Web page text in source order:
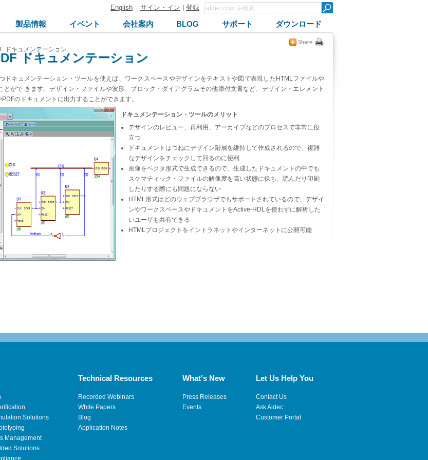
English サイン・イン 登録
製品情報 イベント 会社案内 BLOG サポート ダウンロード
ドキュメンテーション
ドキュメンテーション
ドキュメンテーション・ツールを使えば、ワークスペースやデザインをテキストや図で表現したHTMLファイルや
とがで きます。デザイン・ファイルや波形、ブロック・ダイアグラムその他添付文書など、デザイン・エレメント
のドキュメントに出力することができます。
ドキュメンテーション・ツールのメリット
デザインのレビュー、再利用、アーカイブなどのプロセスで非常に役
立つ
ドキュメントはつねにデザイン階層を維持して作成されるので、複雑
なデザインをチェックして回るのに便利
画像をベクタ形式で生成できるので、生成したドキュメントの中でも
スケマティック・ファイルの解像度を高い状態に保ち、読んだり印刷
したりする際にも問題にならない
HTML形式はどのウェブブラウザでもサポートされているので、デザイ
ンやワークスペースやドキュメントをActive-HDLを使わずに解析した
いユーザも共有できる
HTMLプロジェクトをイントラネットやインターネットに公開可能
Solutions
Management
Solutions
Technical Resources
Recorded Webinars
White Papers
Blog
Application Notes
What's New
Press Releases
Events
Let Us Help You
Contact Us
Ask Aldec
Customer Portal